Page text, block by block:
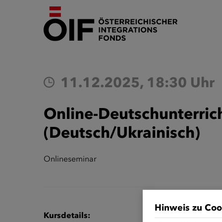
11.12.2025, 18:30 Uhr
Online-
(Deutsch/Ukrainisch)
Onlineseminar
Kursdetails:
Hinweis zu